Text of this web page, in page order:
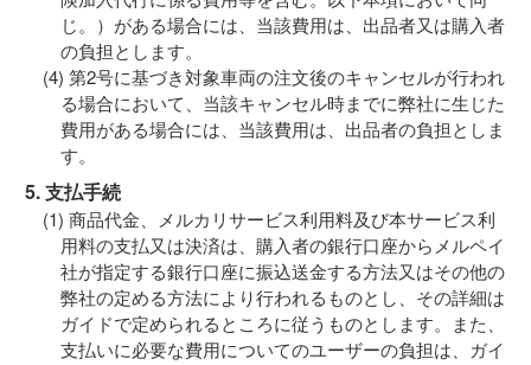
じ。）がある場合には、当該費用は、出品者又は購入者
の負担とします。
第2号に基づき対象車両の注文後のキャンセルが行われ
る場合において、当該キャンセル時までに弊社に生じた
費用がある場合には、当該費用は、出品者の負担としま
す。
5. 支払手続
商品代金、メルカリサービス利用料及び本サービス利
用料の支払又は決済は、購入者の銀行口座からメルペイ
社が指定する銀行口座に振込送金する方法又はその他の
弊社の定める方法により行われるものとし、その詳細は
ガイドで定められるところに従うものとします。また、
支払いに必要な費用についてのユーザーの負担は、ガイ